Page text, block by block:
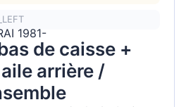
1981-
de caisse +
arrière /